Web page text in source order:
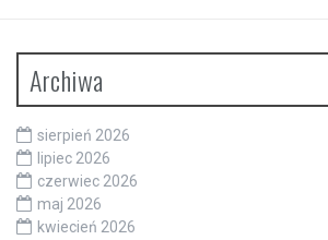
Archiwa
sierpień 2026
lipiec 2026
czerwiec 2026
maj 2026
kwiecień 2026